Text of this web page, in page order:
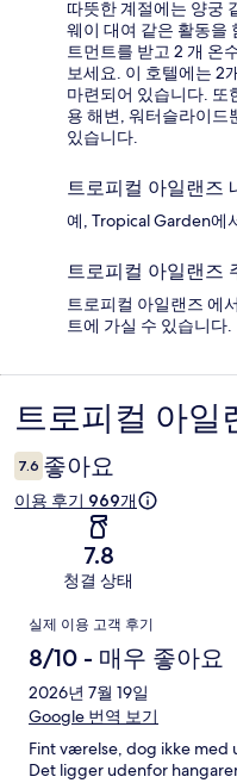
따뜻한 계절에는 양궁
웨이 대여 같은 활동을
트먼트를 받고 2 개 온
보세요. 이 호텔에는 2
마련되어 있습니다. 또
용 해변, 워터슬라이드
있습니다.
트로피컬 아일랜즈
예, Tropical Garden에
트로피컬 아일랜즈
트로피컬 아일랜즈 에
트에 가실 수 있습니다.
이
용
후
트로피컬 아일
7.6 좋아요
이용 후기 969개
7.8
청결 상태
이
용
후
기
실제 이용 고객 후기
8/10 - 매우 좋아요
2026년 7월 19일
Google 번역 보기
Fint værelse, dog ikke med
Det ligger udenfor